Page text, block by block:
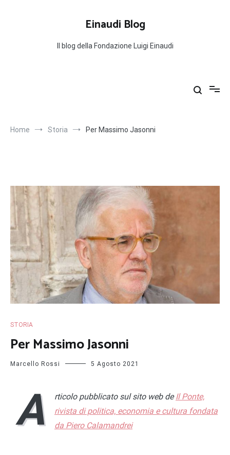
Einaudi Blog
Il blog della Fondazione Luigi Einaudi
Home Storia Per Massimo Jasonni
STORIA
Per Massimo Jasonni
Marcello Rossi 5 Agosto 2021
A rticolo pubblicato sul sito web deIl Ponte,
rivista di politica, economia e cultura fondata
da Piero Calamandrei